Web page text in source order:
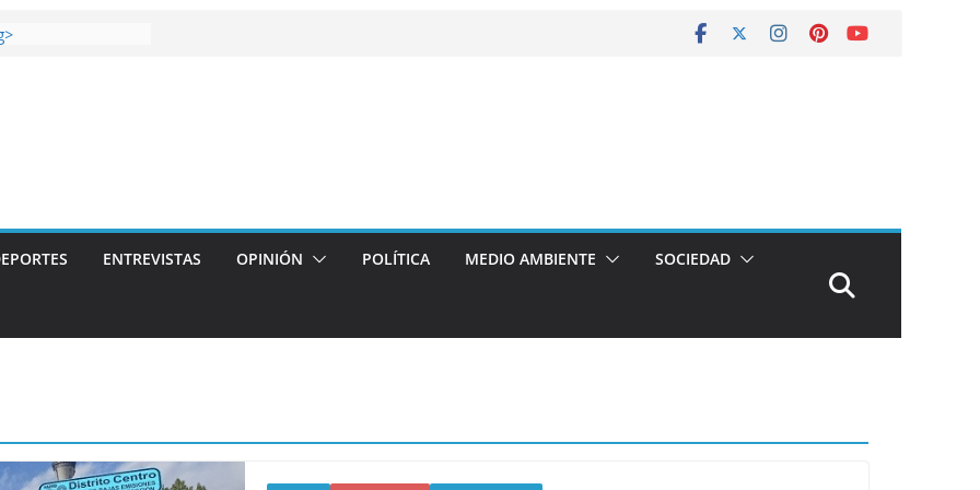
el Derbi de las
ENTREVISTAS OPINIÓN POLÍTICA MEDIO AMBIENTE SOCIEDAD